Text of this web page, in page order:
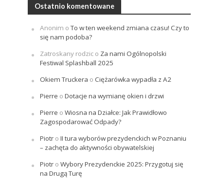
Ostatnio komentowane
Anonim oTo w ten weekend zmiana czasu! Czy to
się nam podoba?
Zatroskany rodzico Za nami Ogólnopolski
Festiwal Splashball 2025
Okiem Truckera o Ciężarówka wypadła z A2
Pierre o Dotacje na wymianę okien i drzwi
Pierre o Wiosna na Działce: Jak Prawidłowo
Zagospodarować Odpady?
Piotro II tura wyborów prezydenckich w Poznaniu
– zachęta do aktywności obywatelskiej
Piotro Wybory Prezydenckie 2025: Przygotuj się
na Drugą Turę